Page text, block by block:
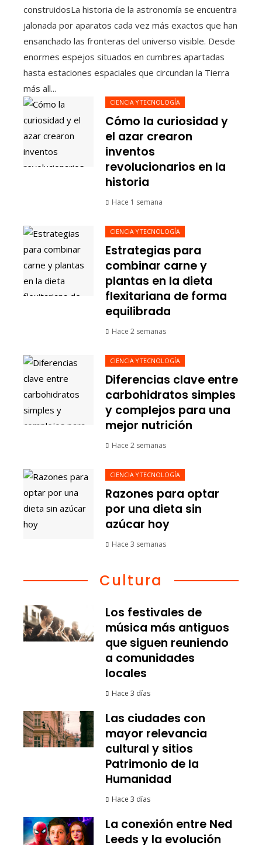
construidosLa historia de la astronomía se encuentra
jalonada por aparatos cada vez más exactos que han
ensanchado las fronteras del universo visible. Desde
enormes espejos situados en cumbres apartadas
hasta estaciones espaciales que circundan la Tierra
más all...
CIENCIA Y TECNOLOGÍA
Cómo la curiosidad y
el azar crearon
inventos
revolucionarios en la
historia
Hace 1 semana
CIENCIA Y TECNOLOGÍA
Estrategias para
combinar carne y
plantas en la dieta
flexitariana de forma
equilibrada
Hace 2 semanas
CIENCIA Y TECNOLOGÍA
Diferencias clave entre
carbohidratos simples
y complejos para una
mejor nutrición
Hace 2 semanas
CIENCIA Y TECNOLOGÍA
Razones para optar
por una dieta sin
azúcar hoy
Hace 3 semanas
Cultura
Los festivales de
música más antiguos
que siguen reuniendo
a comunidades
locales
Hace 3 días
Las ciudades con
mayor relevancia
cultural y sitios
Patrimonio de la
Humanidad
Hace 3 días
La conexión entre Ned
Leeds y la evolución